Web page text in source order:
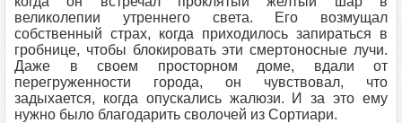
великолепии утреннего света. Его возмущал
собственный страх, когда приходилось запираться в
гробнице, чтобы блокировать эти смертоносные лучи.
Даже в своем просторном доме, вдали от
перегруженности города, он чувствовал, что
задыхается, когда опускались жалюзи. И за это ему
нужно было благодарить сволочей из Сортиари.